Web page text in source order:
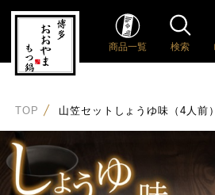
商品一覧 検索
TOP 山笠セットしょうゆ味（4人前）